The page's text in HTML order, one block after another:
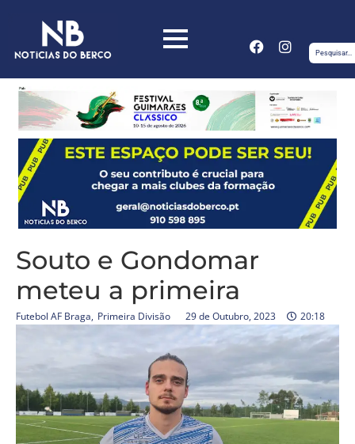
Souto e Gondomar
meteu a primeira
Futebol AF Braga, Primeira Divisão 29 de Outubro, 2023 20:18